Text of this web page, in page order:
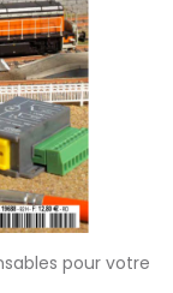
pour votre